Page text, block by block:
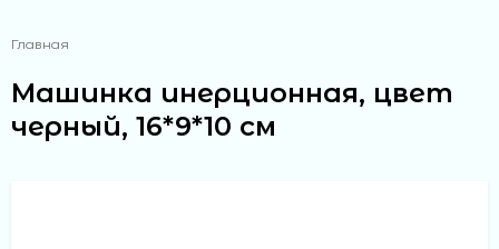
Главная
Машинка инерционная, цвет
черный, 16*9*10 см